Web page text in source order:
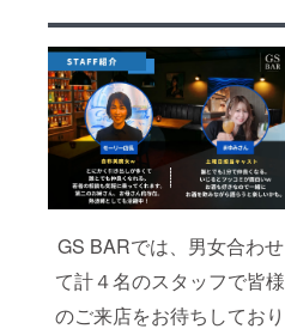
GS BARでは、男女合わせ
て計４名のスタッフで皆様
のご来店をお待ちしており